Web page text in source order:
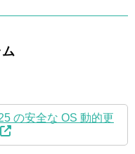
の安全な OS 動的更